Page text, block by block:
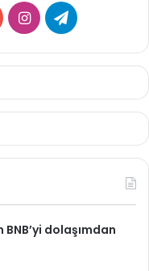
InstagramTelegram
dolaşımdan